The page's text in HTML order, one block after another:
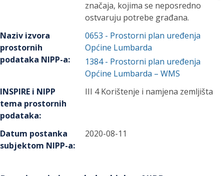
značaja, kojima se neposredno
ostvaruju potrebe građana.
Naziv izvora
prostornih
podataka NIPP-a:
0653 - Prostorni plan uređenja
Općine Lumbarda
1384- Prostorni plan uređenja
Općine Lumbarda – WMS
INSPIRE i NIPP
tema prostornih
podataka:
III 4 Korištenje i namjena zemljišta
Datum postanka
subjektom NIPP-a:
2020-08-11